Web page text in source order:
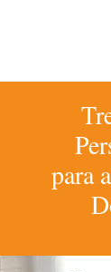
para